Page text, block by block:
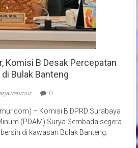
Komisi B Desak Percepatan
Bulak Banteng
0
– Komisi B DPRD Surabaya
(PDAM) Surya Sembada segera
di kawasan Bulak Banteng.